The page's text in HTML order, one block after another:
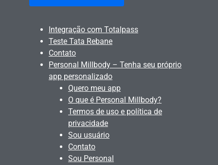
Integração com Totalpass
Teste Tata Rebane
Contato
Personal Millbody – Tenha seu próprio
app personalizado
Quero meu app
O que é Personal Millbody?
Termos de uso e política de
privacidade
Sou usuário
Contato
Sou Personal